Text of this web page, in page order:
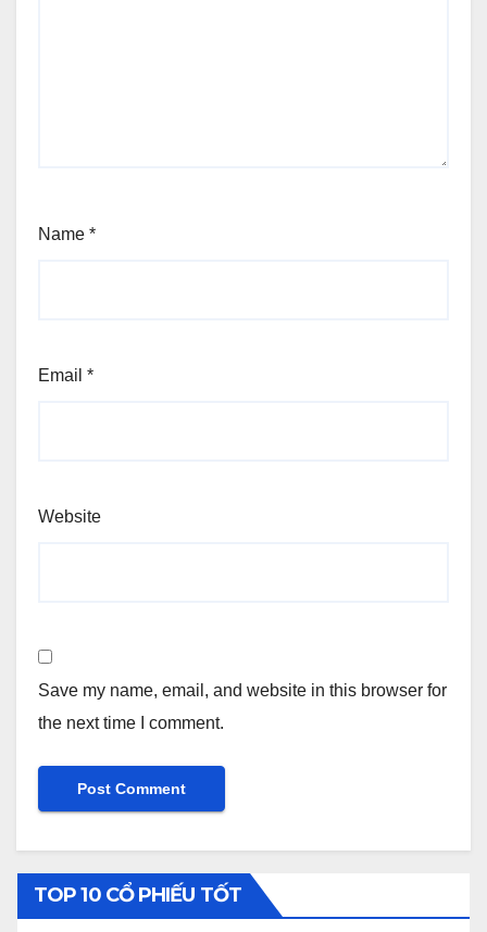
Name *
Email *
Website
Save my name, email, and website in this browser for
the next time I comment.
TOP 10 CỔ PHIẾU TỐT